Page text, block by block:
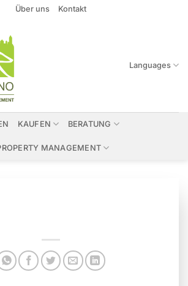
Über uns Kontakt
Languages
KAUFEN BERATUNG
MANAGEMENT